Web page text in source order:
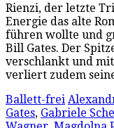
Rienzi, der letzte
Energie das alte
führen wollte und
Bill Gates. Der
verschlankt und
verliert zudem
Ballett-frei
Gates, Gabriele